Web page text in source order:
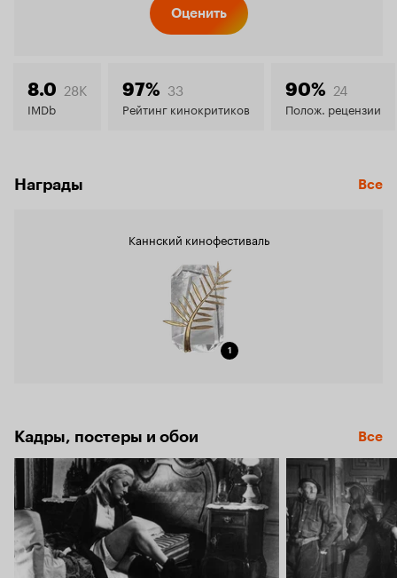
7.9
Оценить
8.0 28K
IMDb
97% 33
Рейтинг кинокритиков
90% 24
Полож. рецензии
Награды Все
Каннский кинофестиваль
1
Кадры, постеры и обои Все